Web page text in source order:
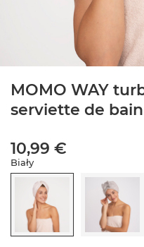
MOMO WAY
serviette de bain
10,99 €
Biały